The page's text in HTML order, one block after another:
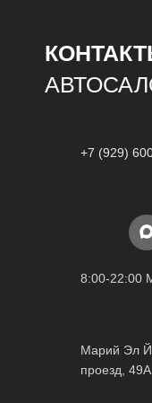
+7 (929)
8:00-22:00
Марий Эл
проезд, 49А